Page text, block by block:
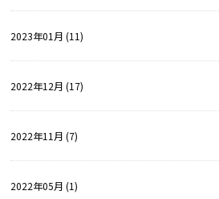
2023年01月 (11)
2022年12月 (17)
2022年11月 (7)
2022年05月 (1)